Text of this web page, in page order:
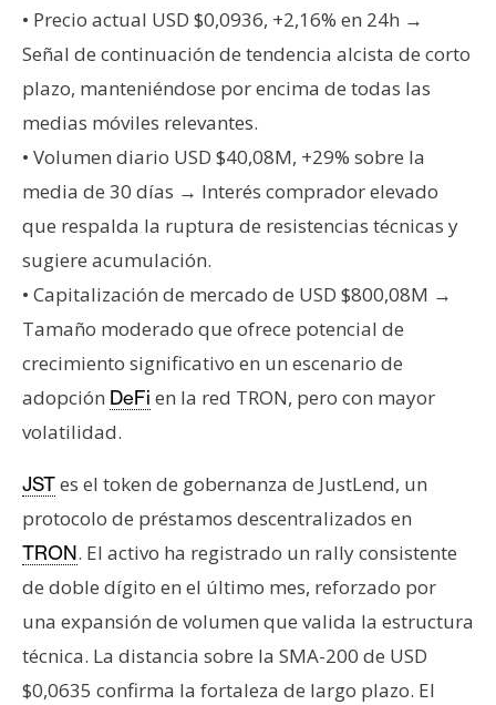
n
s
a
T
e
m
a
R
c
u
s
o
s
C
o
n
• Precio actual USD $0,0936, +2,16% en 24h →
Señal de continuación de tendencia alcista de corto
plazo, manteniéndose por encima de todas las
medias móviles relevantes.
• Volumen diario USD $40,08M, +29% sobre la
media de 30 días → Interés comprador elevado
que respalda la ruptura de resistencias técnicas y
sugiere acumulación.
• Capitalización de mercado de USD $800,08M →
Tamaño moderado que ofrece potencial de
crecimiento significativo en un escenario de
adopción DeFi en la red TRON, pero con mayor
volatilidad.
JSTes el token de gobernanza de JustLend, un
protocolo de préstamos descentralizados en
TRON. El activo ha registrado un rally consistente
de doble dígito en el último mes, reforzado por
una expansión de volumen que valida la estructura
técnica. La distancia sobre la SMA-200 de USD
$0,0635 confirma la fortaleza de largo plazo. El